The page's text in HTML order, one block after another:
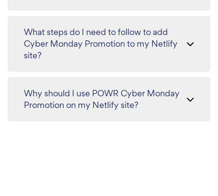
What steps do I need to follow to add
Cyber Monday Promotion to my Netlify
site?
Why should I use POWR Cyber Monday
Promotion on my Netlify site?